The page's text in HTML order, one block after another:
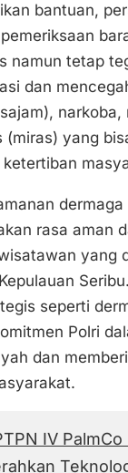
bantuan,
namun tetap
dan
narkoba,
(miras) yang
rasa aman
yang
seperti
Polri
dan
IV PalmCo